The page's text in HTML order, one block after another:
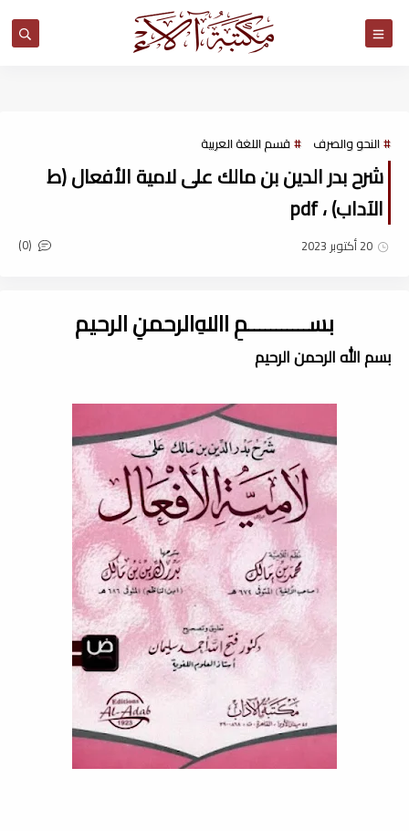
النحو والصرف قسم اللغة العربية
شرح بدر الدين بن مالك على لامية الأفعال (ط
الآداب) ، pdf
20 أكتوبر 2023 (0)
بســـــــــــمِ اﷲِالرحمنِ الرحيم
بسم الله الرحمن الرحيم